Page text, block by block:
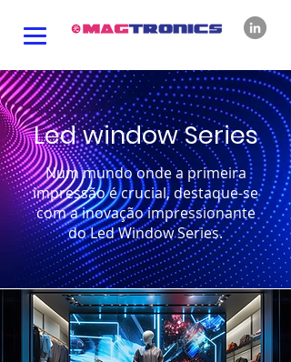
Led window Series
Num mundo onde a primeira
impressão é crucial, destaque-se
com a inovação impressionante
do Led Window Series.